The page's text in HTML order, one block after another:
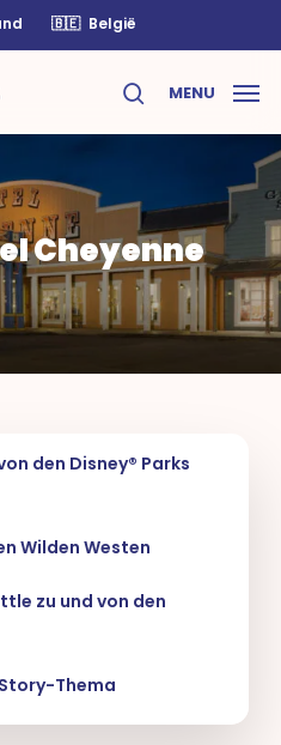
🇧🇪 België
search
MENU
Cheyenne
den Disney® Parks
Wilden Westen
zu und von den
Thema